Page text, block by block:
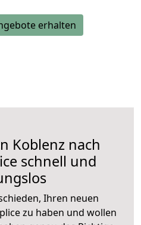
erhalten
Koblenz nach
schnell und
Ihren neuen
zu haben und wollen